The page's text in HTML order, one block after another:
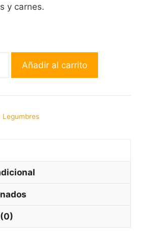
y carnes.
Chana
cantidad
Añadir al carrito
Legumbres